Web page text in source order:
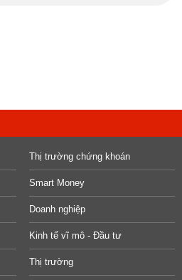
Thị trường chứng khoán
Smart Money
Doanh nghiệp
Kinh tế vĩ mô - Đầu tư
Thị trường